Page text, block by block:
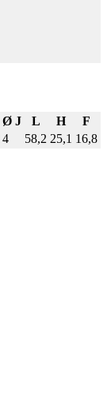
Ø J L H
F
4 58,2 25,1 16,8